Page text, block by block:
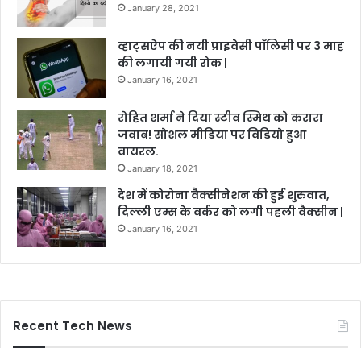
January 28, 2021
व्हाट्सऐप की नयी प्राइवेसी पॉलिसी पर 3 माह
की लगायी गयी रोक |
January 16, 2021
रोहित शर्मा ने दिया स्टीव स्मिथ को करारा
जवाब! सोशल मीडिया पर विडियो हुआ
वायरल.
January 18, 2021
देश में कोरोना वैक्सीनेशन की हुई शुरुवात,
दिल्ली एम्स के वर्कर को लगी पहली वैक्सीन |
January 16, 2021
Recent Tech News